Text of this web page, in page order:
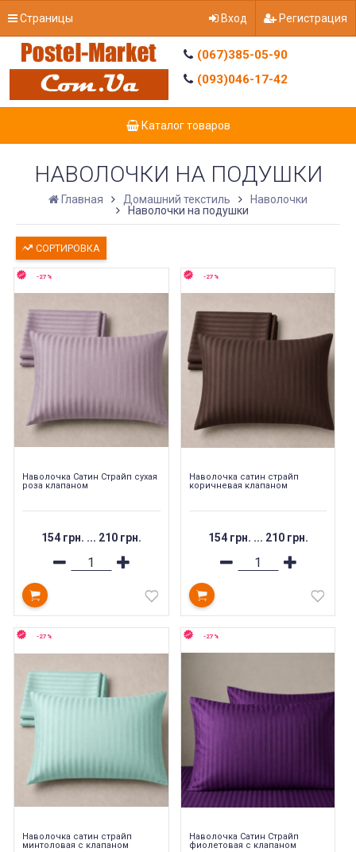
Страницы Вход Регистрация
(067)385-05-90
(093)046-17-42
Каталог товаров
НАВОЛОЧКИ НА ПОДУШКИ
Главная Домашний текстиль
Наволочки
Наволочки на подушки
СОРТИРОВКА
-27%
Наволочка Сатин Страйп сухая
роза клапаном
154 грн. ... 210 грн.
-27%
Наволочка cатин cтрайп
коричневая клапаном
154 грн. ... 210 грн.
-27%
Наволочка cатин cтрайп
минтоловая с клапаном
-27%
Наволочка Сатин Страйп
фиолетовая с клапаном